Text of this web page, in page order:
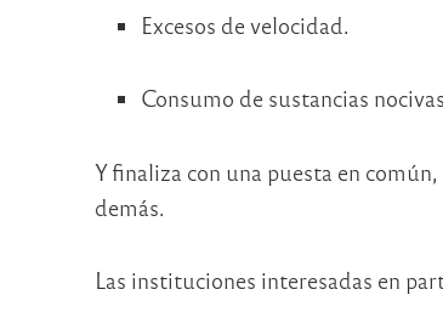
Excesos de velocidad.
Consumo de sustancias
Y finaliza con una puesta en
demás.
Las instituciones interesadas en